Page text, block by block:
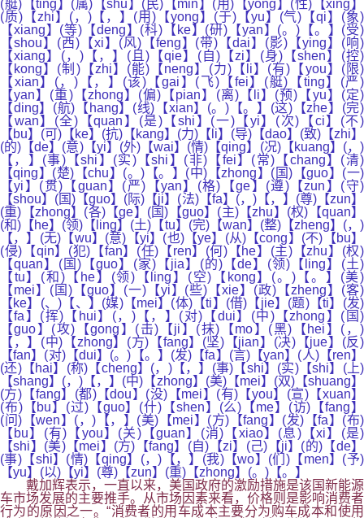
(艇)【ting】(属)【shu】(民)【min】(用)【yong】(性)【xing】
(质)【zhi】(，)【，】(用)【yong】(于)【yu】(气)【qi】(象)
【xiang】(等)【deng】(科)【ke】(研)【yan】(。)【。】(受)
【shou】(西)【xi】(风)【feng】(带)【dai】(影)【ying】(响)
【xiang】(，)【，】(且)【qie】(自)【zi】(身)【shen】(控)
【kong】(制)【zhi】(能)【neng】(力)【li】(有)【you】(限)
【xian】(，)【，】(该)【gai】(飞)【fei】(艇)【ting】(严)
【yan】(重)【zhong】(偏)【pian】(离)【li】(预)【yu】(定)
【ding】(航)【hang】(线)【xian】(。)【。】(这)【zhe】(完)
【wan】(全)【quan】(是)【shi】(一)【yi】(次)【ci】(不)
【bu】(可)【ke】(抗)【kang】(力)【li】(导)【dao】(致)【zhi】
(的)【de】(意)【yi】(外)【wai】(情)【qing】(况)【kuang】(，)
【，】(事)【shi】(实)【shi】(非)【fei】(常)【chang】(清)
【qing】(楚)【chu】(。)【。】(中)【zhong】(国)【guo】(一)
【yi】(贯)【guan】(严)【yan】(格)【ge】(遵)【zun】(守)
【shou】(国)【guo】(际)【ji】(法)【fa】(，)【，】(尊)【zun】
(重)【zhong】(各)【ge】(国)【guo】(主)【zhu】(权)【quan】
(和)【he】(领)【ling】(土)【tu】(完)【wan】(整)【zheng】(，)
【，】(无)【wu】(意)【yi】(也)【ye】(从)【cong】(不)【bu】
(侵)【qin】(犯)【fan】(任)【ren】(何)【he】(主)【zhu】(权)
【quan】(国)【guo】(家)【jia】(的)【de】(领)【ling】(土)
【tu】(和)【he】(领)【ling】(空)【kong】(。)【。】(美)
【mei】(国)【guo】(一)【yi】(些)【xie】(政)【zheng】(客)
【ke】(、)【、】(媒)【mei】(体)【ti】(借)【jie】(题)【ti】(发)
【fa】(挥)【hui】(，)【，】(对)【dui】(中)【zhong】(国)
【guo】(攻)【gong】(击)【ji】(抹)【mo】(黑)【hei】(，)
【，】(中)【zhong】(方)【fang】(坚)【jian】(决)【jue】(反)
【fan】(对)【dui】(。)【。】(发)【fa】(言)【yan】(人)【ren】
(还)【hai】(称)【cheng】(，)【，】(事)【shi】(实)【shi】(上)
【shang】(，)【，】(中)【zhong】(美)【mei】(双)【shuang】
(方)【fang】(都)【dou】(没)【mei】(有)【you】(宣)【xuan】
(布)【bu】(过)【guo】(什)【shen】(么)【me】(访)【fang】
(问)【wen】(，)【，】(美)【mei】(方)【fang】(发)【fa】(布)
【bu】(有)【you】(关)【guan】(消)【xiao】(息)【xi】(是)
【shi】(美)【mei】(方)【fang】(自)【zi】(己)【ji】(的)【de】
(事)【shi】(情)【qing】(，)【，】(我)【wo】(们)【men】(予)
【yu】(以)【yi】(尊)【zun】(重)【zhong】(。)【。】
戴加辉表示，一直以来，美国政府的激励措施是该国新能源
车市场发展的主要推手。从市场因素来看，价格则是影响消费者
行为的原因之一。“消费者的用车成本主要分为购车成本和使用